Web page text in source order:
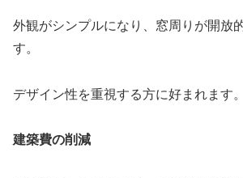
外観がシンプルになり、窓周りが開放
す。
デザイン性を重視する方に好まれます。
建築費の削減